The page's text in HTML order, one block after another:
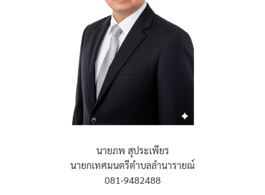
นายภพ สุประเพียร
นายกเทศมนตรีตำบลลำนารายณ์
081-9482488